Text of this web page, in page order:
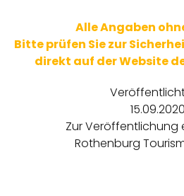
Alle Angaben
Bitte prüfen Sie zur
direkt auf der Website
15.09.2020
Zur Veröffentlichung
Rothenburg